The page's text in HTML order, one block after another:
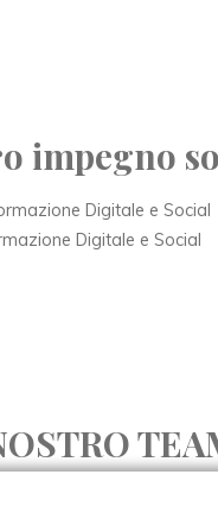
impegno
Digitale e Social